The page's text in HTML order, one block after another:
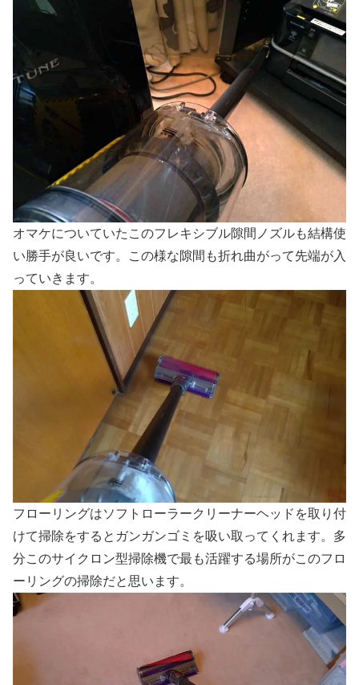
オマケについていたこのフレキシブル隙間ノズルも結構使
い勝手が良いです。この様な隙間も折れ曲がって先端が入
っていきます。
フローリングはソフトローラークリーナーヘッドを取り付
けて掃除をするとガンガンゴミを吸い取ってくれます。多
分このサイクロン型掃除機で最も活躍する場所がこのフロ
ーリングの掃除だと思います。